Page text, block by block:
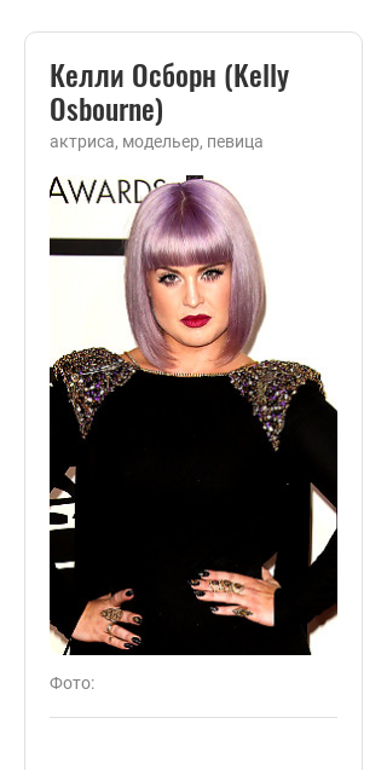
Келли Осборн (Kelly
Osbourne)
актриса, модельер, певица
Фото: